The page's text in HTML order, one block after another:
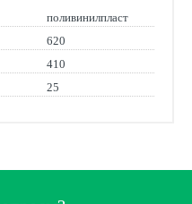
поливинилпласт
620
410
25